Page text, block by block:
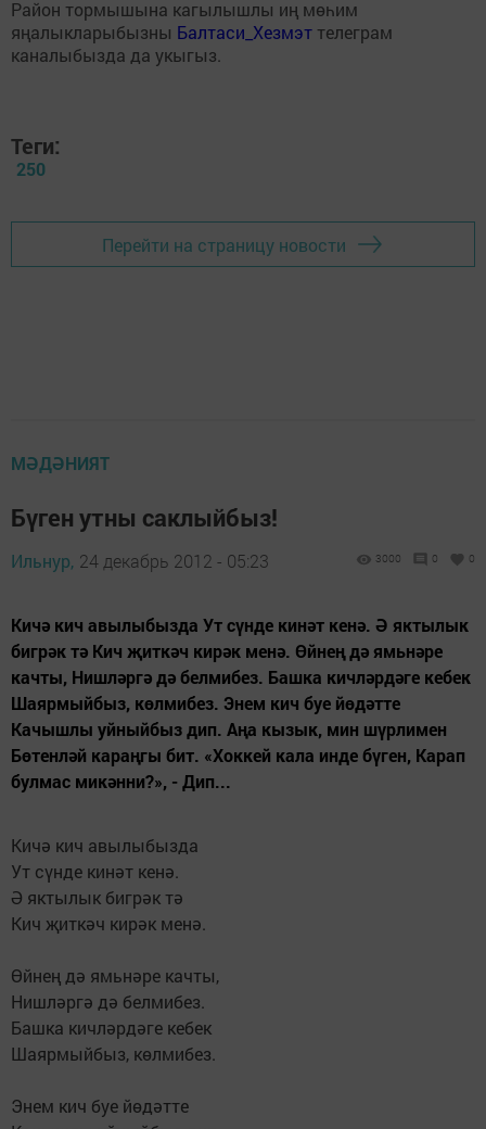
Район тормышына кагылышлы иң мөһим
яңалыкларыбызны Балтаси_Хезмэт телеграм
каналыбызда да укыгыз.
Теги:
250
Перейти на страницу новости
МӘДӘНИЯТ
Бүген утны саклыйбыз!
Ильнур, 24 декабрь 2012 - 05:23 3000 0 0
Кичә кич авылыбызда Ут сүнде кинәт кенә. Ә яктылык
бигрәк тә Кич җиткәч кирәк менә. Өйнең дә ямьнәре
качты, Нишләргә дә белмибез. Башка кичләрдәге кебек
Шаярмыйбыз, көлмибез. Энем кич буе йөдәтте
Качышлы уйныйбыз дип. Аңа кызык, мин шүрлимен
Бөтенләй караңгы бит. «Хоккей кала инде бүген, Карап
булмас микәнни?», - Дип...
Кичә кич авылыбызда
Ут сүнде кинәт кенә.
Ә яктылык бигрәк тә
Кич җиткәч кирәк менә.
Өйнең дә ямьнәре качты,
Нишләргә дә белмибез.
Башка кичләрдәге кебек
Шаярмыйбыз, көлмибез.
Энем кич буе йөдәтте